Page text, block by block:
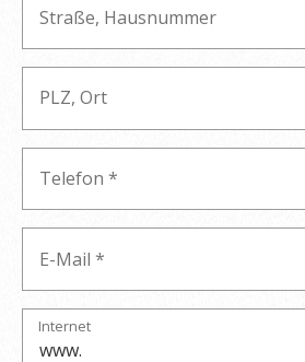
Internet